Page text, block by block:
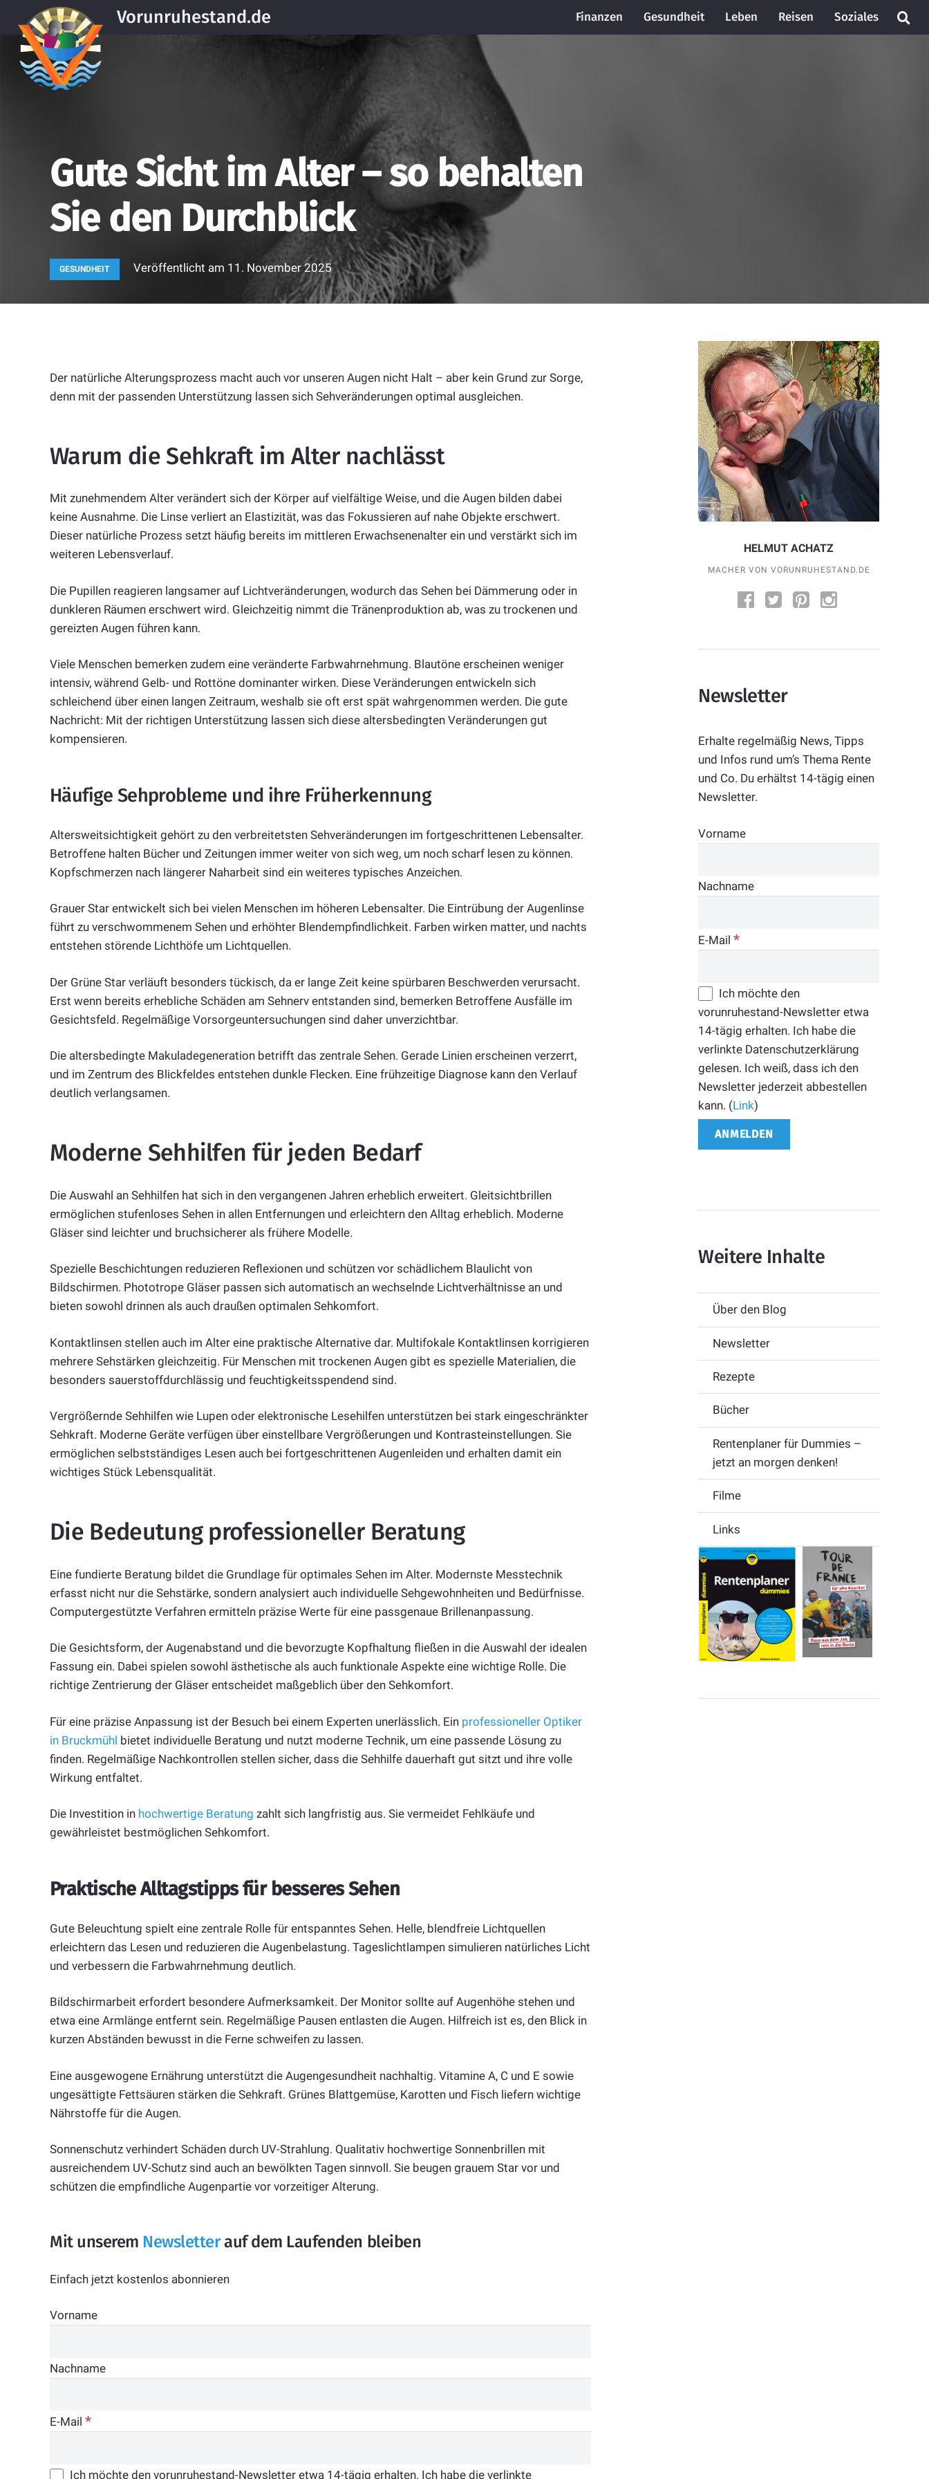
Vorunruhestand.de Finanzen Gesundheit Leben Reisen Soziales
Gute Sicht im Alter – so behalten
Sie den Durchblick
GESUNDHEIT Veröffentlicht am 11. November 2025
Der natürliche Alterungsprozess macht auch vor unseren Augen nicht Halt – aber kein Grund zur Sorge,
denn mit der passenden Unterstützung lassen sich Sehveränderungen optimal ausgleichen.
Warum die Sehkraft im Alter nachlässt
Mit zunehmendem Alter verändert sich der Körper auf vielfältige Weise, und die Augen bilden dabei
keine Ausnahme. Die Linse verliert an Elastizität, was das Fokussieren auf nahe Objekte erschwert.
Dieser natürliche Prozess setzt häufig bereits im mittleren Erwachsenenalter ein und verstärkt sich im
weiteren Lebensverlauf.
Die Pupillen reagieren langsamer auf Lichtveränderungen, wodurch das Sehen bei Dämmerung oder in
dunkleren Räumen erschwert wird. Gleichzeitig nimmt die Tränenproduktion ab, was zu trockenen und
gereizten Augen führen kann.
Viele Menschen bemerken zudem eine veränderte Farbwahrnehmung. Blautöne erscheinen weniger
intensiv, während Gelb- und Rottöne dominanter wirken. Diese Veränderungen entwickeln sich
schleichend über einen langen Zeitraum, weshalb sie oft erst spät wahrgenommen werden. Die gute
Nachricht: Mit der richtigen Unterstützung lassen sich diese altersbedingten Veränderungen gut
kompensieren.
Häufige Sehprobleme und ihre Früherkennung
Altersweitsichtigkeit gehört zu den verbreitetsten Sehveränderungen im fortgeschrittenen Lebensalter.
Betroffene halten Bücher und Zeitungen immer weiter von sich weg, um noch scharf lesen zu können.
Kopfschmerzen nach längerer Naharbeit sind ein weiteres typisches Anzeichen.
Grauer Star entwickelt sich bei vielen Menschen im höheren Lebensalter. Die Eintrübung der Augenlinse
führt zu verschwommenem Sehen und erhöhter Blendempfindlichkeit. Farben wirken matter, und nachts
entstehen störende Lichthöfe um Lichtquellen.
Der Grüne Star verläuft besonders tückisch, da er lange Zeit keine spürbaren Beschwerden verursacht.
Erst wenn bereits erhebliche Schäden am Sehnerv entstanden sind, bemerken Betroffene Ausfälle im
Gesichtsfeld. Regelmäßige Vorsorgeuntersuchungen sind daher unverzichtbar.
Die altersbedingte Makuladegeneration betrifft das zentrale Sehen. Gerade Linien erscheinen verzerrt,
und im Zentrum des Blickfeldes entstehen dunkle Flecken. Eine frühzeitige Diagnose kann den Verlauf
deutlich verlangsamen.
Moderne Sehhilfen für jeden Bedarf
Die Auswahl an Sehhilfen hat sich in den vergangenen Jahren erheblich erweitert. Gleitsichtbrillen
ermöglichen stufenloses Sehen in allen Entfernungen und erleichtern den Alltag erheblich. Moderne
Gläser sind leichter und bruchsicherer als frühere Modelle.
Spezielle Beschichtungen reduzieren Reflexionen und schützen vor schädlichem Blaulicht von
Bildschirmen. Phototrope Gläser passen sich automatisch an wechselnde Lichtverhältnisse an und
bieten sowohl drinnen als auch draußen optimalen Sehkomfort.
Kontaktlinsen stellen auch im Alter eine praktische Alternative dar. Multifokale Kontaktlinsen korrigieren
mehrere Sehstärken gleichzeitig. Für Menschen mit trockenen Augen gibt es spezielle Materialien, die
besonders sauerstoffdurchlässig und feuchtigkeitsspendend sind.
Vergrößernde Sehhilfen wie Lupen oder elektronische Lesehilfen unterstützen bei stark eingeschränkter
Sehkraft. Moderne Geräte verfügen über einstellbare Vergrößerungen und Kontrasteinstellungen. Sie
ermöglichen selbstständiges Lesen auch bei fortgeschrittenen Augenleiden und erhalten damit ein
wichtiges Stück Lebensqualität.
Die Bedeutung professioneller Beratung
Eine fundierte Beratung bildet die Grundlage für optimales Sehen im Alter. Modernste Messtechnik
erfasst nicht nur die Sehstärke, sondern analysiert auch individuelle Sehgewohnheiten und Bedürfnisse.
Computergestützte Verfahren ermitteln präzise Werte für eine passgenaue Brillenanpassung.
Die Gesichtsform, der Augenabstand und die bevorzugte Kopfhaltung fließen in die Auswahl der idealen
Fassung ein. Dabei spielen sowohl ästhetische als auch funktionale Aspekte eine wichtige Rolle. Die
richtige Zentrierung der Gläser entscheidet maßgeblich über den Sehkomfort.
Für eine präzise Anpassung ist der Besuch bei einem Experten unerlässlich. Ein professioneller Optiker
in Bruckmühl bietet individuelle Beratung und nutzt moderne Technik, um eine passende Lösung zu
finden. Regelmäßige Nachkontrollen stellen sicher, dass die Sehhilfe dauerhaft gut sitzt und ihre volle
Wirkung entfaltet.
Die Investition in hochwertige Beratung zahlt sich langfristig aus. Sie vermeidet Fehlkäufe und
gewährleistet bestmöglichen Sehkomfort.
Praktische Alltagstipps für besseres Sehen
Gute Beleuchtung spielt eine zentrale Rolle für entspanntes Sehen. Helle, blendfreie Lichtquellen
erleichtern das Lesen und reduzieren die Augenbelastung. Tageslichtlampen simulieren natürliches Licht
und verbessern die Farbwahrnehmung deutlich.
Bildschirmarbeit erfordert besondere Aufmerksamkeit. Der Monitor sollte auf Augenhöhe stehen und
etwa eine Armlänge entfernt sein. Regelmäßige Pausen entlasten die Augen. Hilfreich ist es, den Blick in
kurzen Abständen bewusst in die Ferne schweifen zu lassen.
Eine ausgewogene Ernährung unterstützt die Augengesundheit nachhaltig. Vitamine A, C und E sowie
ungesättigte Fettsäuren stärken die Sehkraft. Grünes Blattgemüse, Karotten und Fisch liefern wichtige
Nährstoffe für die Augen.
Sonnenschutz verhindert Schäden durch UV-Strahlung. Qualitativ hochwertige Sonnenbrillen mit
ausreichendem UV-Schutz sind auch an bewölkten Tagen sinnvoll. Sie beugen grauem Star vor und
schützen die empfindliche Augenpartie vor vorzeitiger Alterung.
Mit unserem Newsletterauf dem Laufenden bleiben
Einfach jetzt kostenlos abonnieren
Vorname
Nachname
E-Mail *
Ich möchte den vorunruhestand-Newsletter etwa 14-tägig erhalten. Ich habe die verlinkte
HELMUT ACHATZ
MACHER VON VORUNRUHESTAND.DE
Newsletter
Erhalte regelmäßig News, Tipps
und Infos rund um’s Thema Rente
und Co. Du erhältst 14-tägig einen
Newsletter.
Vorname
Nachname
E-Mail*
Ich möchte den
vorunruhestand-Newsletter etwa
14-tägig erhalten. Ich habe die
verlinkte Datenschutzerklärung
gelesen. Ich weiß, dass ich den
Newsletter jederzeit abbestellen
kann. (Link)
Weitere Inhalte
Über den Blog
Newsletter
Rezepte
Bücher
Rentenplaner für Dummies –
jetzt an morgen denken!
Filme
Links